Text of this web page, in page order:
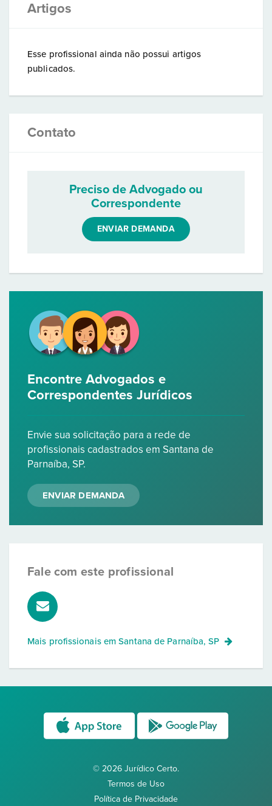
Artigos
Esse profissional ainda não possui artigos
publicados.
Contato
Preciso de Advogado ou
Correspondente
ENVIAR DEMANDA
Encontre Advogados e
Correspondentes Jurídicos
Envie sua solicitação para a rede de
profissionais cadastrados em Santana de
Parnaíba, SP.
ENVIAR DEMANDA
Fale com este profissional
Mais profissionais emSantana de Parnaíba, SP
© 2026 Jurídico Certo.
Termos de Uso
Política de Privacidade